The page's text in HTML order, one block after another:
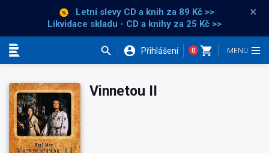
Letní slevy CD a knih za 89 Kč >>
Likvidace skladu - CD a knihy za 25 Kč >>
×
Přihlášení 0
Vinnetou II